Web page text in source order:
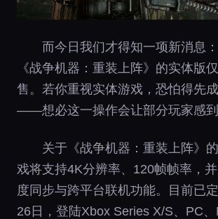
而今日我们才得知一项新消息
《战争机器：重装上阵》的实体版
售。若你重视实体游戏，恐怕得先
——想必这一操作会让部分玩家感到
关于《战争机器：重装上阵》
戏将支持4K分辨率、120帧帧率，
度同步与跨平台联机功能。目前已
26日，登陆Xbox Series X/S、PC